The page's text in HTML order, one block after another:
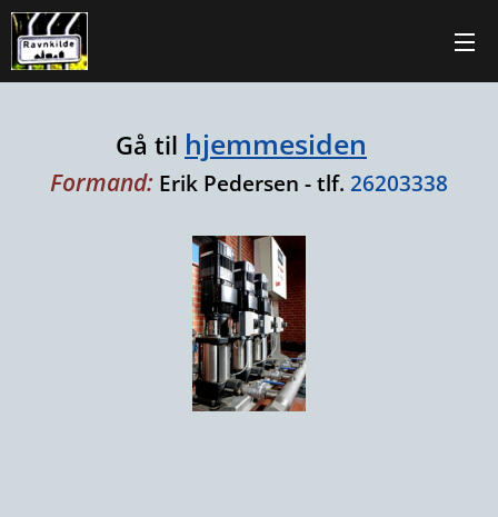
Gå til hjemmesiden
Formand: Erik Pedersen - tlf. 26203338